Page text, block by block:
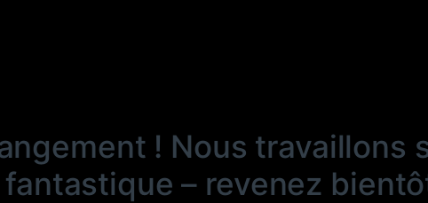
! Nous travaillons
fantastique – revenez